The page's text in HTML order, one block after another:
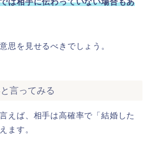
思を見せるべきでしょう。
言ってみる
えば、相手は高確率で「結婚した
ます。